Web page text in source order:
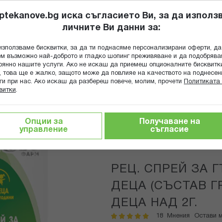
Търсене
ПОПИТАЙ
ГРИЖА ЗА МАЙКАТА И ДЕТЕТО ХРАНИТЕЛНИ ДОБАВКИ
СПРЕЙ ЗА ГЪРЛО И АФТИ ЗА ДЕЦА (СЪСТАВ
Nove Pharm
РЕЦ. СПРЕЙ ЗА
ДЕЦА (СЪСТАВ
ДЕЦА НАД 2Г.
рейтинг:
18 Мнения Остави
иска съгласието Ви, за да
личните Ви данни за:
бисквитки, за да ти поднасяме персонализирани оферти, да
възможно най-доброто и гладко шопинг преживяване и да
нашите услуги. Ако не искаш да приемеш опционалните
това ще е жалко, защото може да повлияе на качеството на
при нас. Ако искаш да разбереш повече, молим, прочети
Политиката
.
Опции за
управление
Получаване на
съгласие